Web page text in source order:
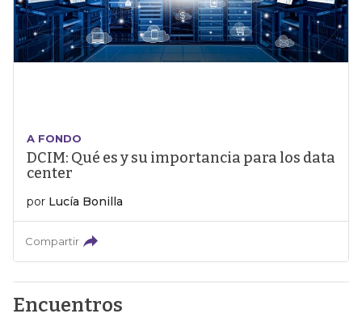
A FONDO
DCIM: Qué es y su importancia para los data
center
por Lucía Bonilla
Compartir
Encuentros